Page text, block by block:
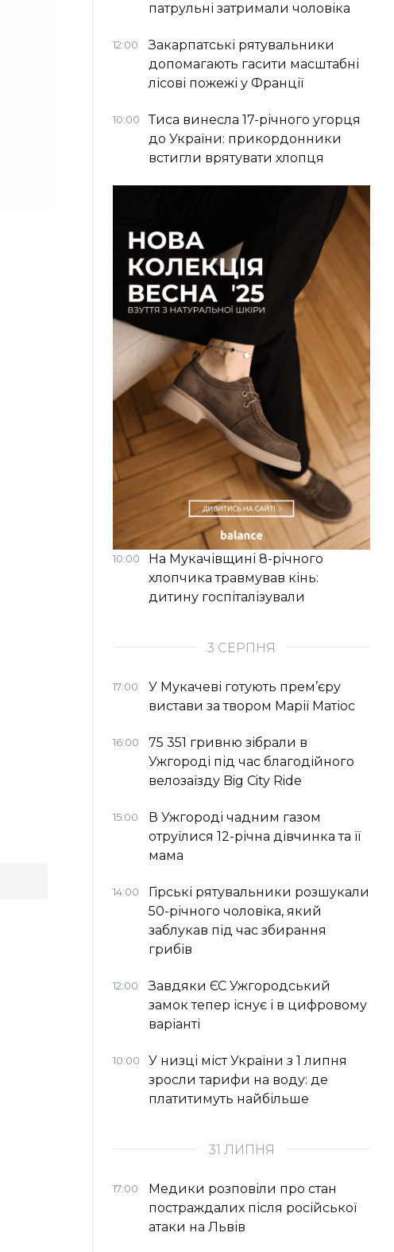
патрульні затримали чоловіка
12:00
Закарпатські рятувальники
допомагають гасити масштабні
лісові пожежі у Франції
10:00
Тиса винесла 17-річного угорця
до України: прикордонники
встигли врятувати хлопця
10:00
На Мукачівщині 8-річного
хлопчика травмував кінь:
дитину госпіталізували
3 СЕРПНЯ
17:00
У Мукачеві готують прем’єру
вистави за твором Марії Матіос
16:00
75 351 гривню зібрали в
Ужгороді під час благодійного
велозаїзду Big Сity Ride
15:00
В Ужгороді чадним газом
отруїлися 12-річна дівчинка та її
мама
14:00
Гірські рятувальники розшукали
50-річного чоловіка, який
заблукав під час збирання
грибів
12:00
Завдяки ЄС Ужгородський
замок тепер існує і в цифровому
варіанті
10:00
У низці міст України з 1 липня
зросли тарифи на воду: де
платитимуть найбільше
31 ЛИПНЯ
17:00
Медики розповіли про стан
постраждалих після російської
атаки на Львів